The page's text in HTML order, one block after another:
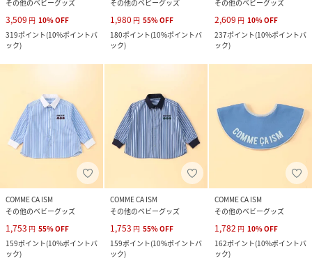
その他のベビーグッズ
3,509 円 10%OFF
319ポイント(10%ポイントバ
ック)
その他のベビーグッズ
1,980 円 55%OFF
180ポイント(10%ポイントバ
ック)
その他のベビーグッズ
2,609 円 10%OFF
237ポイント(10%ポイントバ
ック)
COMME CA ISM
その他のベビーグッズ
1,753 円 55%OFF
159ポイント(10%ポイントバ
ック)
COMME CA ISM
その他のベビーグッズ
1,753 円 55%OFF
159ポイント(10%ポイントバ
ック)
COMME CA ISM
その他のベビーグッズ
1,782 円 10%OFF
162ポイント(10%ポイントバ
ック)